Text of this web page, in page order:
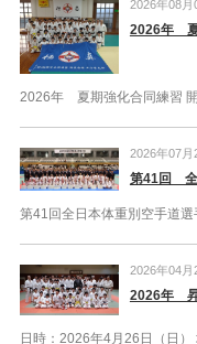
2026年08月
2026年
2026年 夏期強化合同練習 開
2026年07月
第41回 全
第41回全日本体重別空手道
2026年04月
2026年 昇
日時：2026年4月26日（日